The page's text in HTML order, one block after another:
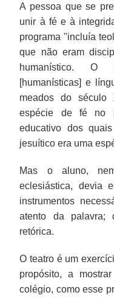
A pessoa que se
unir à fé e à
programa "incluía
que não eram
humanístico. O
[humanísticas] e
meados do século
espécie de fé no
educativo dos
jesuítico era uma
Mas o aluno,
eclesiástica, devia
instrumentos
atento da palavra;
retórica.
O teatro é um
propósito, a
colégio, como esse